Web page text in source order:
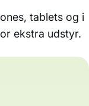
tablets og i
ekstra udstyr.